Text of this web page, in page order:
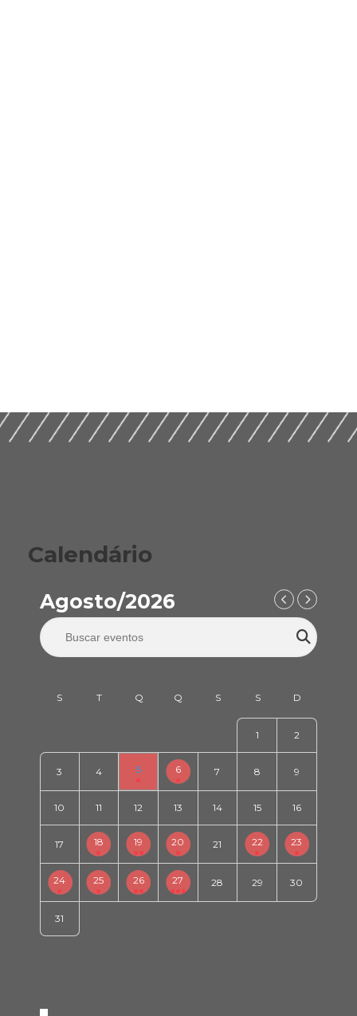
Calendário
Agosto/2026
1 2
3 4 5 6 7 8 9
10 11 12 13 14 15 16
17 18 19 20 21 22 23
24 25 26 27 28 29 30
31